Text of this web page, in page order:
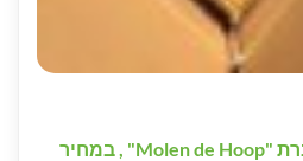
5 ק"ג קמח פטנט של חברת "Molen de Hoop" , במחיר